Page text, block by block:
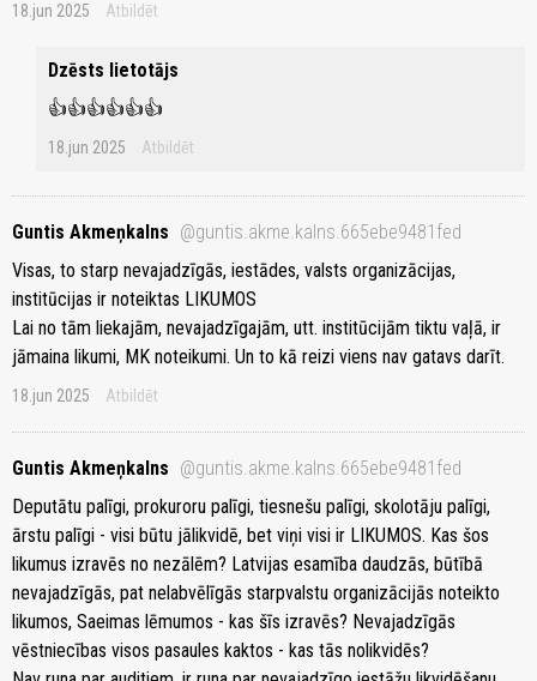
18.jun 2025 Atbildēt
Dzēsts lietotājs
👍👍👍👍👍👍
18.jun 2025 Atbildēt
Guntis Akmeņkalns @guntis.akme.kalns.665ebe9481fed
Visas, to starp nevajadzīgās, iestādes, valsts organizācijas,
institūcijas ir noteiktas LIKUMOS
Lai no tām liekajām, nevajadzīgajām, utt. institūcijām tiktu vaļā, ir
jāmaina likumi, MK noteikumi. Un to kā reizi viens nav gatavs darīt.
18.jun 2025 Atbildēt
Guntis Akmeņkalns @guntis.akme.kalns.665ebe9481fed
Deputātu palīgi, prokuroru palīgi, tiesnešu palīgi, skolotāju palīgi,
ārstu palīgi - visi būtu jālikvidē, bet viņi visi ir LIKUMOS. Kas šos
likumus izravēs no nezālēm? Latvijas esamība daudzās, būtībā
nevajadzīgās, pat nelabvēlīgās starpvalstu organizācijās noteikto
likumos, Saeimas lēmumos - kas šīs izravēs? Nevajadzīgās
vēstniecības visos pasaules kaktos - kas tās nolikvidēs?